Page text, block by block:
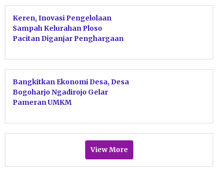
Keren, Inovasi Pengelolaan
Sampah Kelurahan Ploso
Pacitan Diganjar Penghargaan
Bangkitkan Ekonomi Desa, Desa
Bogoharjo Ngadirojo Gelar
Pameran UMKM
View More